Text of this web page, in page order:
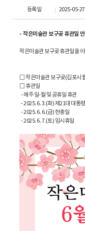
등록일 2025-05-27
- 작은미술관 보구곶 휴관일
작은미술관 보구곶 휴관일을
□ 작은미술관 보구곶(김포시
□ 휴관일
- 매주 일-월 및 공휴일 휴관
- 2025. 6. 3.(화) 제21대 대통
- 2025. 6. 6.(금) 현충일
- 2025. 6. 7.(토) 임시휴일